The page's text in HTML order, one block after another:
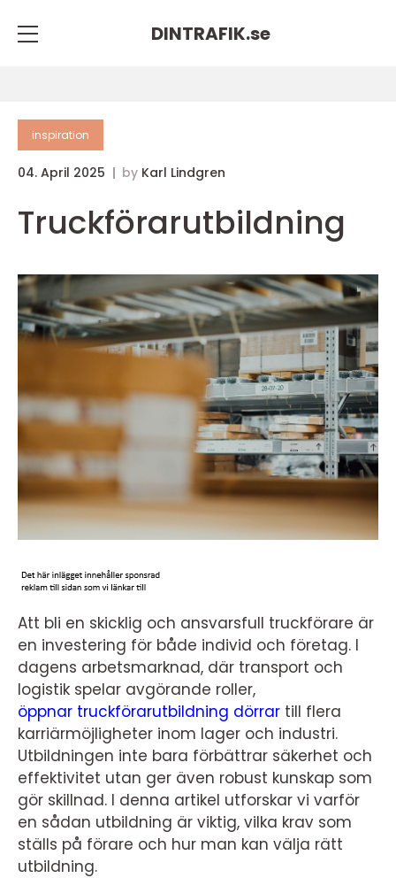
DINTRAFIK.se
inspiration
04. April 2025 by Karl Lindgren
Truckförarutbildning
Att bli en skicklig och ansvarsfull truckförare är
en investering för både individ och företag. I
dagens arbetsmarknad, där transport och
logistik spelar avgörande roller,
öppnar truckförarutbildning dörrar till flera
karriärmöjligheter inom lager och industri.
Utbildningen inte bara förbättrar säkerhet och
effektivitet utan ger även robust kunskap som
gör skillnad. I denna artikel utforskar vi varför
en sådan utbildning är viktig, vilka krav som
ställs på förare och hur man kan välja rätt
utbildning.